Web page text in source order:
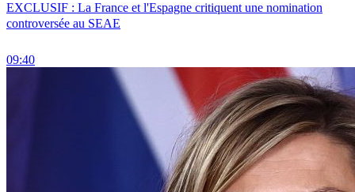
EXCLUSIF : La France et l'Espagne critiquent une nomination
controversée au SEAE
09:40